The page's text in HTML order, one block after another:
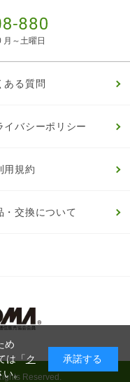
～土曜日
ある質問
イバシーポリシー
用規約
・交換について
Reserved.
め
は「ク
。
承諾する